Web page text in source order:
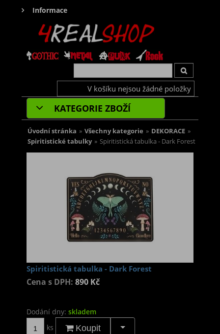
Informace
V košíku nejsou žádné položky
KATEGORIE ZBOŽÍ
Úvodní stránka » Všechny kategorie » DEKORACE »
Spiritistické tabulky » Spiritistická tabulka - Dark Forest
Spiritistická tabulka - Dark Forest
Cena s DPH: 890 Kč
Dodání dny: skladem
ks
Koupit